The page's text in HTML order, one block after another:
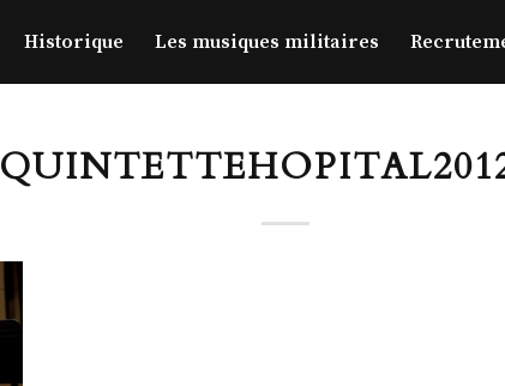
Historique Les musiques militaires